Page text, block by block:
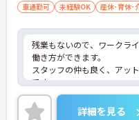
車通勤可 未経験OK 産休･育休･
残業もないので、ワークラ
働き方ができます。
スタッフの仲も良く、アッ
です。
ご興味ある方には、面接対
お話しいたしますのでお気
詳細を見る